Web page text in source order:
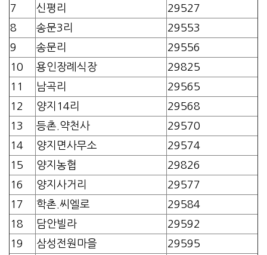
7
신평리
29527
8
송문3리
29553
9
송문리
29556
10
용인장례식장
29825
11
남곡리
29565
12
양지14리
29568
13
등촌.약천사
29570
14
양지면사무소
29574
15
양지농협
29826
16
양지사거리
29577
17
학촌.씨엘로
29584
18
담안빌라
29592
19
삼성전원마을 29595